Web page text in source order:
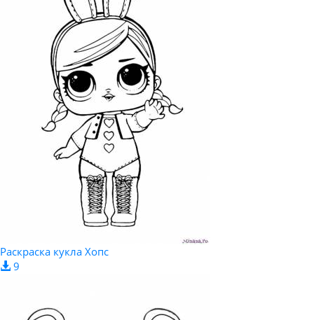
Раскраска кукла Хопс
9